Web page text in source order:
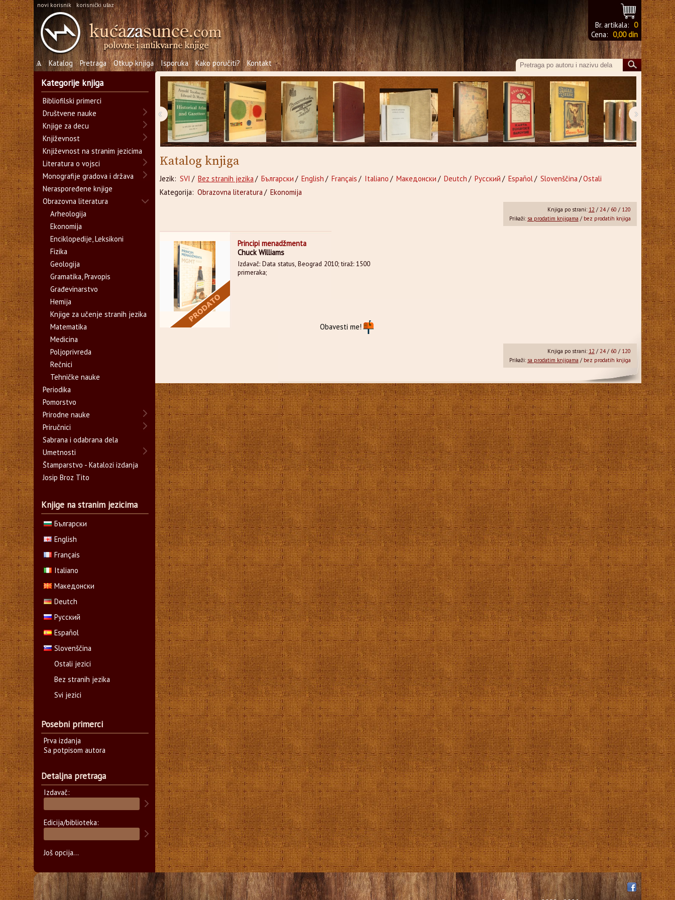
novi korisnik korisnički ulaz
Br. artikala: 0
Cena: 0,00 din
Ѧ Katalog Pretraga Otkup knjiga Isporuka Kako poručiti? Kontakt
‹ ›
Katalog knjiga
Jezik: SVI / Bez stranih jezika / Български / English / Français / Italiano / Македонски / Deutch / Русский / Español/ Slovenščina /Ostali
Kategorija: Obrazovna literatura/ Ekonomija
Knjiga po strani: 12 / 24/ 60 / 120
Prikaži: sa prodatim knjigama / bez prodatih knjiga
Principi menadžmenta
Chuck Williams
Izdavač: Data status, Beograd 2010; tiraž: 1500
primeraka;
Obavesti me!
Knjiga po strani: 12 / 24/ 60 / 120
Prikaži: sa prodatim knjigama / bez prodatih knjiga
Kategorije knjiga
Bibliofilski primerci
Društvene nauke
Knjige za decu
Književnost
Književnost na stranim jezicima
Literatura o vojsci
Monografije gradova i država
Neraspoređene knjige
Obrazovna literatura
Arheologija
Ekonomija
Enciklopedije, Leksikoni
Fizika
Geologija
Gramatika, Pravopis
Građevinarstvo
Hemija
Knjige za učenje stranih jezika
Matematika
Medicina
Poljoprivreda
Rečnici
Tehničke nauke
Periodika
Pomorstvo
Prirodne nauke
Priručnici
Sabrana i odabrana dela
Umetnosti
Štamparstvo - Katalozi izdanja
Josip Broz Tito
Knjige na stranim jezicima
Български
English
Français
Italiano
Македонски
Deutch
Русский
Español
Slovenščina
Ostali jezici
Bez stranih jezika
Svi jezici
Posebni primerci
Prva izdanja
Sa potpisom autora
Detaljna pretraga
Izdavač:
Edicija/biblioteka:
Još opcija...